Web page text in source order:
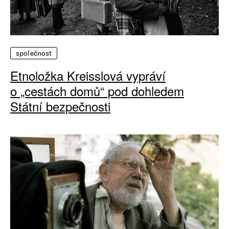
společnost
Etnoložka Kreisslová vypráví
o „cestách domů“ pod dohledem
Státní bezpečnosti